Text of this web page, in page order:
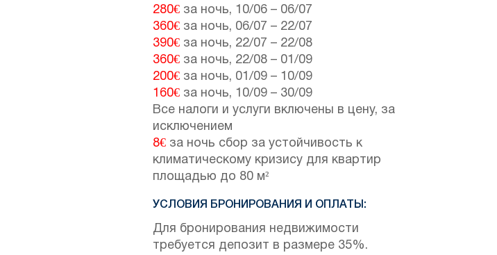
280€ за ночь, 10/06 – 06/07
360€ за ночь, 06/07 – 22/07
390€ за ночь, 22/07 – 22/08
360€ за ночь, 22/08 – 01/09
200€ за ночь, 01/09 – 10/09
160€ за ночь, 10/09 – 30/09
Все налоги и услуги включены в цену, за
исключением
8€ за ночь сбор за устойчивость к
климатическому кризису для квартир
площадью до 80 м²
УСЛОВИЯ БРОНИРОВАНИЯ И ОПЛАТЫ:
Для бронирования недвижимости
требуется депозит в размере 35%.